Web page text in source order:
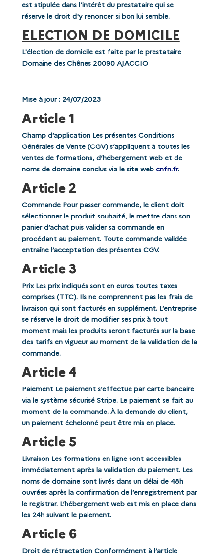
est stipulée dans l'intérêt du prestataire qui se
réserve le droit d'y renoncer si bon lui semble.
ELECTION DE DOMICILE
L'élection de domicile est faite par le prestataire
Domaine des Chênes 20090 AJACCIO
Mise à jour : 24/07/2023
Article 1
Champ d’application Les présentes Conditions
Générales de Vente (CGV) s’appliquent à toutes les
ventes de formations, d’hébergement web et de
noms de domaine conclus via le site web cnfn.fr.
Article 2
Commande Pour passer commande, le client doit
sélectionner le produit souhaité, le mettre dans son
panier d’achat puis valider sa commande en
procédant au paiement. Toute commande validée
entraîne l’acceptation des présentes CGV.
Article 3
Prix Les prix indiqués sont en euros toutes taxes
comprises (TTC). Ils ne comprennent pas les frais de
livraison qui sont facturés en supplément. L’entreprise
se réserve le droit de modifier ses prix à tout
moment mais les produits seront facturés sur la base
des tarifs en vigueur au moment de la validation de la
commande.
Article 4
Paiement Le paiement s’effectue par carte bancaire
via le système sécurisé Stripe. Le paiement se fait au
moment de la commande. À la demande du client,
un paiement échelonné peut être mis en place.
Article 5
Livraison Les formations en ligne sont accessibles
immédiatement après la validation du paiement. Les
noms de domaine sont livrés dans un délai de 48h
ouvrées après la confirmation de l’enregistrement par
le registrar. L’hébergement web est mis en place dans
les 24h suivant le paiement.
Article 6
Droit de rétractation Conformément à l’article